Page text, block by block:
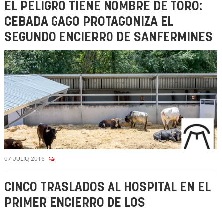
EL PELIGRO TIENE NOMBRE DE TORO:
CEBADA GAGO PROTAGONIZA EL
SEGUNDO ENCIERRO DE SANFERMINES
07 JULIO, 2016
CINCO TRASLADOS AL HOSPITAL EN EL
PRIMER ENCIERRO DE LOS